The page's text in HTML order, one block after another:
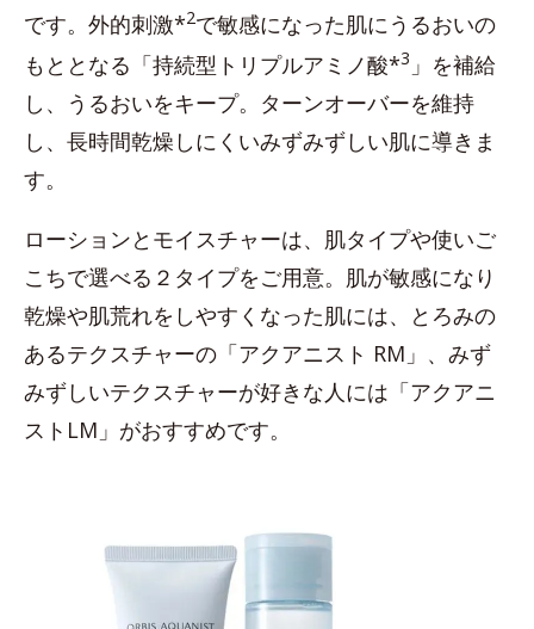
です。外的刺激*2で敏感になった肌にうるおいの
もととなる「持続型トリプルアミノ酸*3 」を補給
し、うるおいをキープ。ターンオーバーを維持
し、長時間乾燥しにくいみずみずしい肌に導きま
す。
ローションとモイスチャーは、肌タイプや使いご
こちで選べる２タイプをご用意。肌が敏感になり
乾燥や肌荒れをしやすくなった肌には、とろみの
あるテクスチャーの「アクアニスト RM」、みず
みずしいテクスチャーが好きな人には「アクアニ
ストLM」がおすすめです。